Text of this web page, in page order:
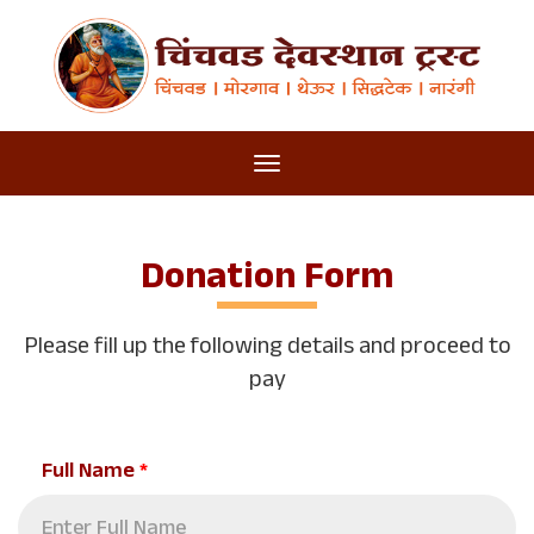
Donation Form
Please fill up the following details and proceed to
pay
Full Name*